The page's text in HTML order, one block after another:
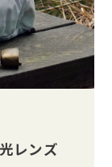
レンズ